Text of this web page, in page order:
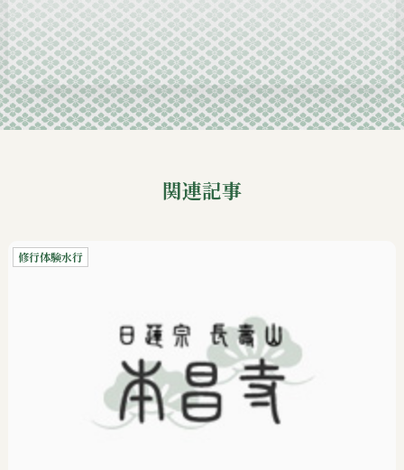
2024-10
2024-09
関連記事
修行体験水行